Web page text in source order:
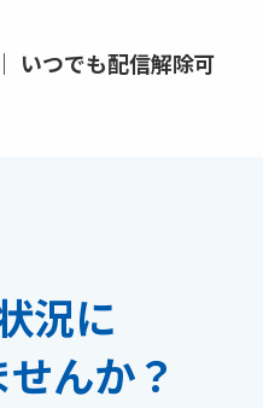
｜ いつでも配信解除可
況に
んか？